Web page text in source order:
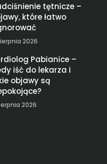
tętnicze –
które łatwo
2026
Pabianice –
iść do lekarza i
objawy są
2026